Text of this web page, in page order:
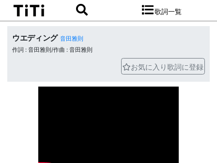
歌詞一覧
ウエディング 音田雅則
作詞 : 音田雅則/作曲 : 音田雅則
お気に入り歌詞に登録